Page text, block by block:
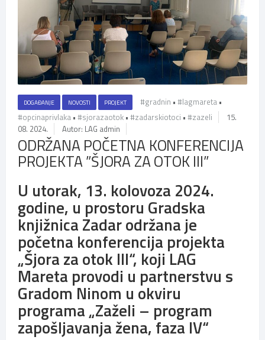
DOGAĐANJE NOVOSTI PROJEKT #gradnin • #lagmareta •
#opcinaprivlaka • #sjorazaotok • #zadarskiotoci • #zazeli
15.
08. 2024.
Autor: LAG admin
ODRŽANA POČETNA KONFERENCIJA
PROJEKTA ”ŠJORA ZA OTOK III”
U utorak, 13. kolovoza 2024.
godine, u prostoru Gradska
knjižnica Zadarodržana je
početna konferencija projekta
„Šjora za otok III“, koji LAG
Mareta provodi u partnerstvu s
Gradom Ninom u okviru
programa „Zaželi – program
zapošljavanja žena, faza IV“